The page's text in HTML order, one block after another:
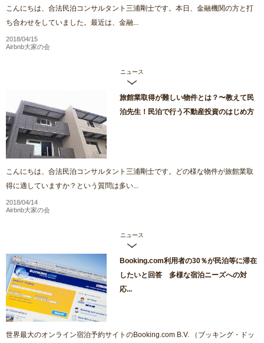
こんにちは、合法民泊コンサルタント三浦剛士です。本日、金融機関の方と打
ち合わせをしていました。最近は、金融...
2018/04/15
Airbnb大家の会
ニュース
旅館業取得が難しい物件とは？〜教えて民
泊先生！民泊で行う不動産投資のはじめ方
こんにちは、合法民泊コンサルタント三浦剛士です。どの様な物件が旅館業取
得に適していますか？という質問は多い...
2018/04/14
Airbnb大家の会
ニュース
Booking.com利用者の30％が民泊等に滞在
したいと回答 多様な宿泊ニーズへの対
応...
世界最大のオンライン宿泊予約サイトのBooking.com B.V. （ブッキング・ドッ